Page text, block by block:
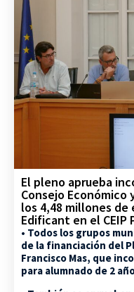
El pleno aprueba
Consejo
los 4,48 millones de
Edificant en el CEIP
• Todos los grupos
de la financiación del
Francisco Mas, que
para alumnado de 2